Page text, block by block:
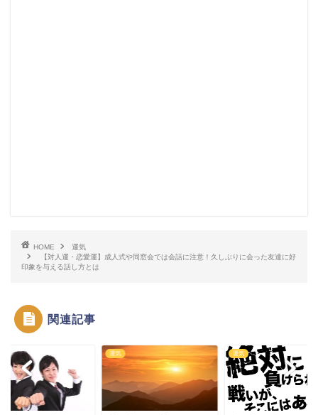
HOME
運気
【対人運・恋愛運】成人式や同窓会では会話に注意！久しぶりに会った友達に好
印象を与える話し方とは
関連記事
運気 運気